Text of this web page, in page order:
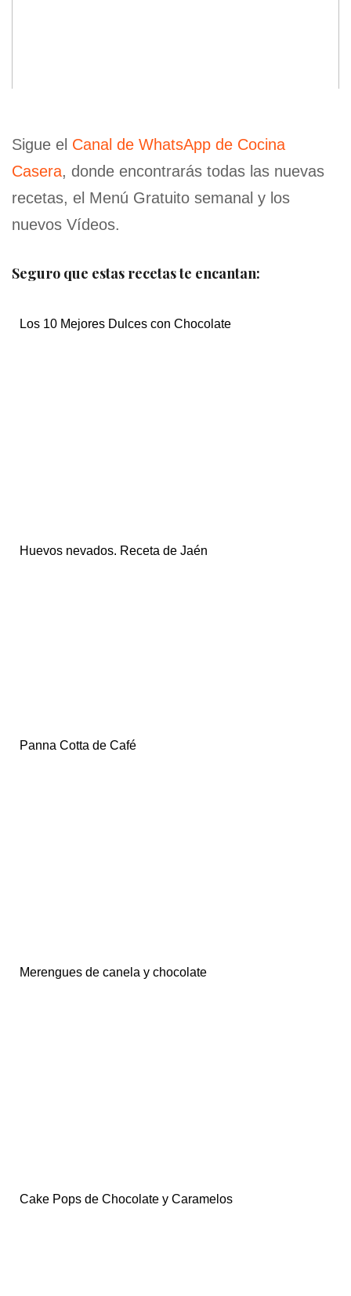
Sigue el Canal de WhatsApp de Cocina
Casera, donde encontrarás todas las nuevas
recetas, el Menú Gratuito semanal y los
nuevos Vídeos.
Seguro que estas recetas te encantan:
Los 10 Mejores Dulces con Chocolate
Huevos nevados. Receta de Jaén
Panna Cotta de Café
Merengues de canela y chocolate
Cake Pops de Chocolate y Caramelos